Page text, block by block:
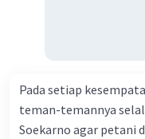
Pada setiap
teman-temannya
Soekarno agar petani